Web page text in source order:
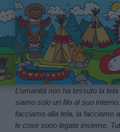
L’umanità non ha tessuto la
siamo solo un filo al suo
facciamo alla tela, la facciamo
le cose sono legate insieme.